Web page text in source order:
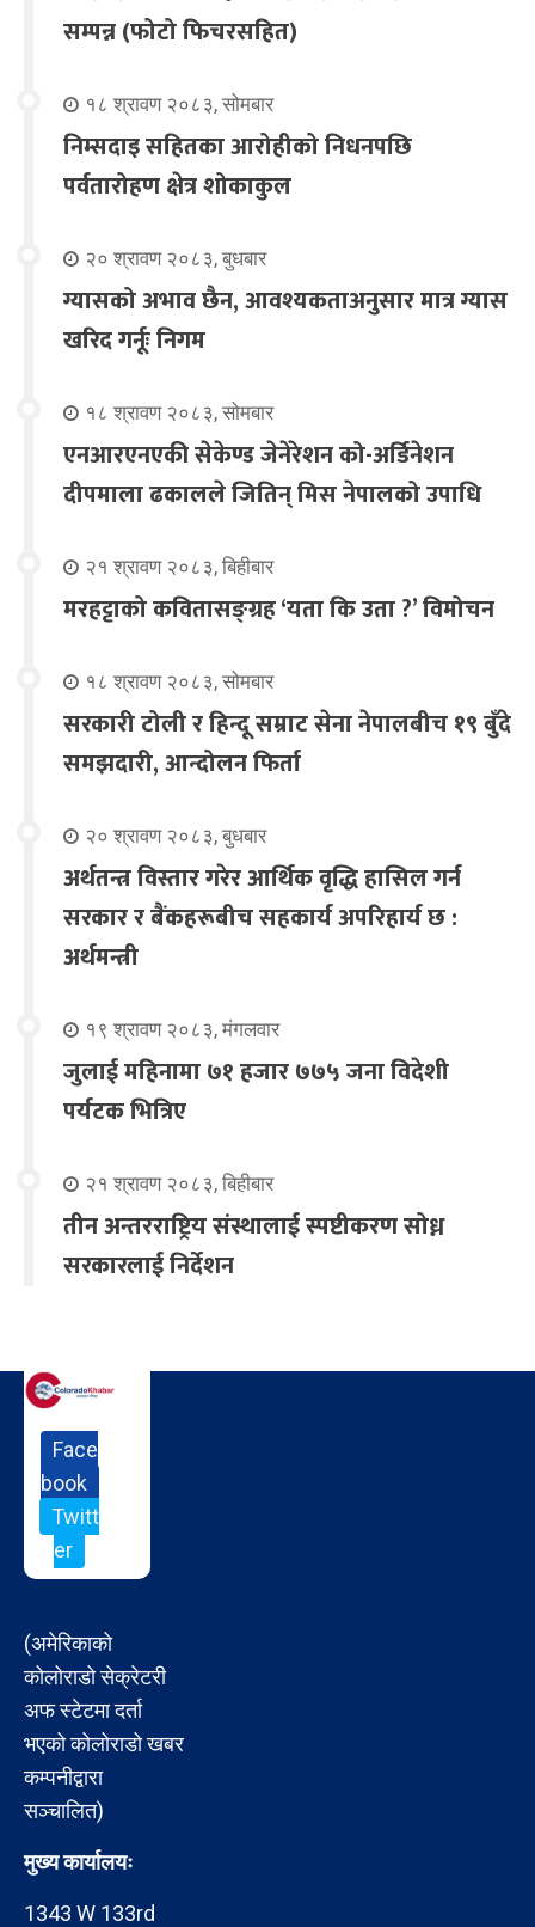
सम्पन्न (फोटो फिचरसहित)
१८ श्रावण २०८३, सोमबार
निम्सदाइ सहितका आरोहीको निधनपछि
पर्वतारोहण क्षेत्र शोकाकुल
२० श्रावण २०८३, बुधबार
ग्यासको अभाव छैन, आवश्यकताअनुसार मात्र ग्यास
खरिद गर्नूः निगम
१८ श्रावण २०८३, सोमबार
एनआरएनएकी सेकेण्ड जेनेरेशन को-अर्डिनेशन
दीपमाला ढकालले जितिन् मिस नेपालको उपाधि
२१ श्रावण २०८३, बिहीबार
मरहट्टाको कवितासङ्ग्रह ‘यता कि उता ?’ विमोचन
१८ श्रावण २०८३, सोमबार
सरकारी टोली र हिन्दू सम्राट सेना नेपालबीच १९ बुँदे
समझदारी, आन्दोलन फिर्ता
२० श्रावण २०८३, बुधबार
अर्थतन्त्र विस्तार गरेर आर्थिक वृद्धि हासिल गर्न
सरकार र बैंकहरूबीच सहकार्य अपरिहार्य छ :
अर्थमन्त्री
१९ श्रावण २०८३, मंगलवार
जुलाई महिनामा ७१ हजार ७७५ जना विदेशी
पर्यटक भित्रिए
२१ श्रावण २०८३, बिहीबार
तीन अन्तरराष्ट्रिय संस्थालाई स्पष्टीकरण सोध्न
सरकारलाई निर्देशन
Face
book
Twitt
er
(अमेरिकाको
कोलोराडो सेक्रेटरी
अफ स्टेटमा दर्ता
भएको कोलोराडो खबर
कम्पनीद्वारा
सञ्चालित)
मुख्य कार्यालयः
1343 W 133rd